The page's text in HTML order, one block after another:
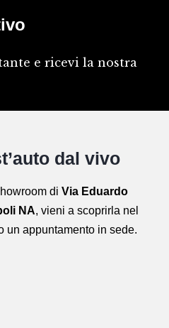
e ricevi la nostra
dal vivo
di Via Eduardo
NA, vieni a scoprirla nel
un appuntamento in sede.